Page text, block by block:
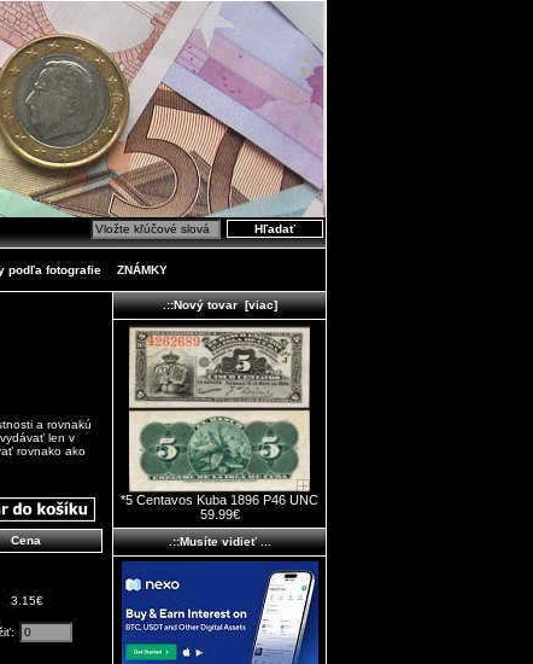
podľa fotografie ZNÁMKY
a rovnakú
len v
rovnako ako
Cena
3.15€
.::Nový tovar [viac]
*5 Centavos Kuba 1896 P46 UNC
59.99€
.::Musíte vidieť ...